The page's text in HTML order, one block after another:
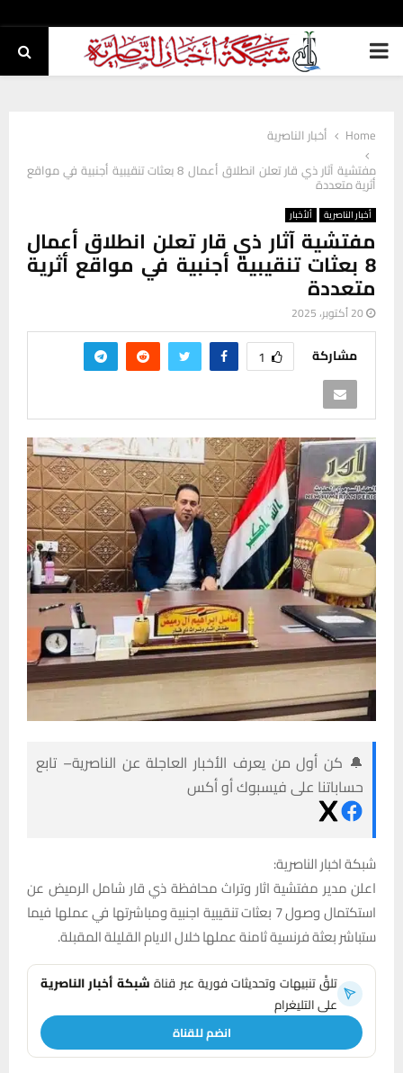
PRIMARY
Home
أخبار الناصرية
مفتشية آثار ذي قار تعلن انطلاق أعمال 8 بعثات تنقيبية أجنبية في مواقع
أثرية متعددة
أخبار الناصرية ألأخبار
مفتشية آثار ذي قار تعلن انطلاق أعمال
8 بعثات تنقيبية أجنبية في مواقع أثرية
متعددة
20 أكتوبر، 2025
مشاركة 1
🔔 كن أول من يعرف الأخبار العاجلة عن الناصرية– تابع
حساباتنا على فيسبوك أو أكس
شبكة اخبار الناصرية:
اعلن مدير مفتشية اثار وتراث محافظة ذي قار شامل الرميض عن
استكتمال وصول 7 بعثات تنقيبية اجنبية ومباشرتها في عملها فيما
ستباشر بعثة فرنسية ثامنة عملها خلال الايام القليلة المقبلة.
تلقَّ تنبيهات وتحديثات فورية عبر قناةشبكة أخبار الناصرية
على التليغرام
انضم للقناة